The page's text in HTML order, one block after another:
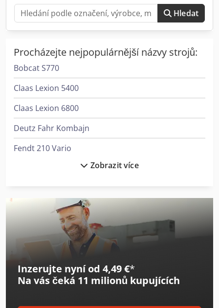
Hledat
Procházejte nejpopulárnější názvy strojů:
Bobcat S770
Claas Lexion 5400
Claas Lexion 6800
Deutz Fahr Kombajn
Fendt 210 Vario
Jcb 535-95
Jcb 540-170
Jcb S2046E
Zobrazit více
Inzerujte nyní od 4,49 €*
Na vás čeká 11 milionů kupujících